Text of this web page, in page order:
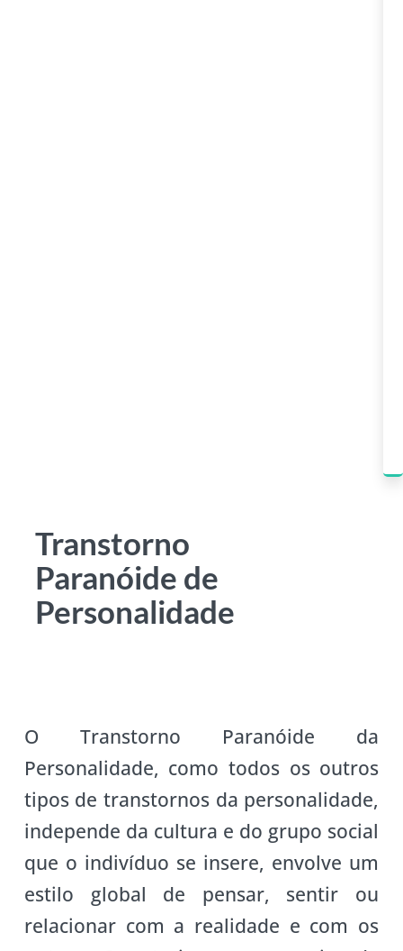
Transtorno
Paranóide de
Personalidade
O Transtorno Paranóide da
Personalidade, como todos os outros
tipos de transtornos da personalidade,
independe da cultura e do grupo social
que o indivíduo se insere, envolve um
estilo global de pensar, sentir ou
relacionar com a realidade e com os